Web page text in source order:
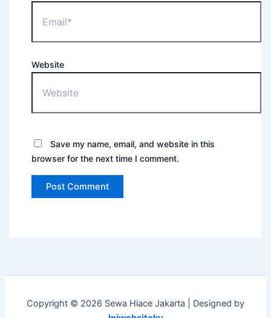
Website
Save my name, email, and website in this
browser for the next time I comment.
Copyright © 2026 Sewa Hiace Jakarta | Designed by